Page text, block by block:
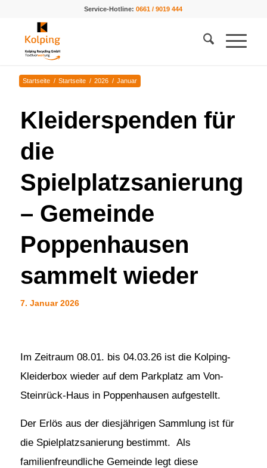
Service-Hotline:0661 / 9019 444
Startseite / Startseite / 2026 / Januar
Kleiderspenden für
die
Spielplatzsanierung
– Gemeinde
Poppenhausen
sammelt wieder
7. Januar 2026
Im Zeitraum 08.01. bis 04.03.26 ist die Kolping-
Kleiderbox wieder auf dem Parkplatz am Von-
Steinrück-Haus in Poppenhausen aufgestellt.
Der Erlös aus der diesjährigen Sammlung ist für
die Spielplatzsanierung bestimmt. Als
familienfreundliche Gemeinde legt diese